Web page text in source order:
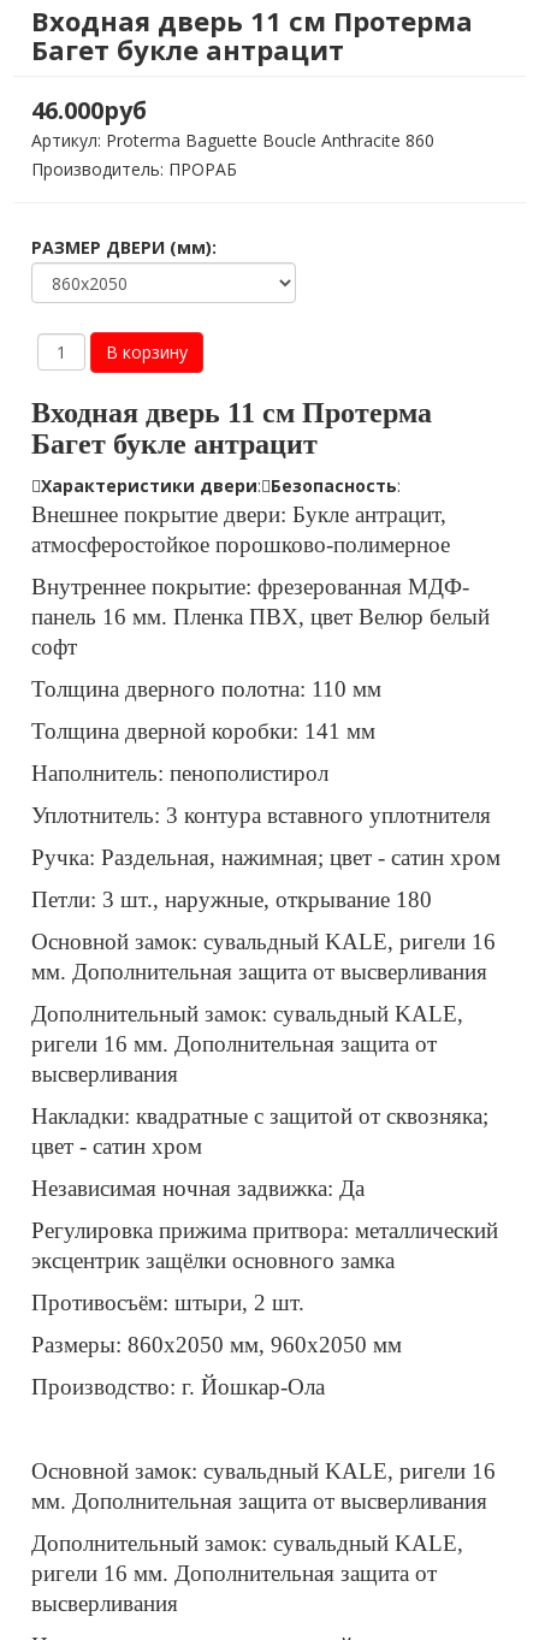
Входная дверь 11 см Протерма
Багет букле антрацит
46.000руб
Артикул: Proterma Baguette Boucle Anthracite 860
Производитель: ПРОРАБ
РАЗМЕР ДВЕРИ (мм):
Входная дверь 11 см Протерма
Багет букле антрацит
Характеристики двери: Безопасность:
Внешнеепокрытие двери: Букле антрацит,
атмосферостойкое порошково-полимерное
Внутреннее покрытие: фрезерованная МДФ-
панель 16 мм. Пленка ПВХ, цвет Велюр белый
софт
Толщина дверного полотна: 110 мм
Толщина дверной коробки: 141 мм
Наполнитель: пенополистирол
Уплотнитель: 3 контура вставного уплотнителя
Ручка: Раздельная, нажимная; цвет - сатин хром
Петли: 3 шт., наружные, открывание 180
Основной замок: сувальдный KALE, ригели 16
мм. Дополнительная защита от высверливания
Дополнительный замок: сувальдный KALE,
ригели 16 мм. Дополнительная защита от
высверливания
Накладки: квадратные с защитой от сквозняка;
цвет - сатин хром
Независимая ночная задвижка: Да
Регулировка прижима притвора: металлический
эксцентрик защёлки основного замка
Противосъём: штыри, 2 шт.
Размеры: 860х2050 мм, 960х2050 мм
Производство: г. Йошкар-Ола
Основной замок: сувальдный KALE, ригели 16
мм. Дополнительная защита от высверливания
Дополнительный замок: сувальдный KALE,
ригели 16 мм. Дополнительная защита от
высверливания